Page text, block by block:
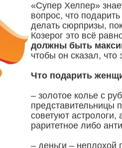
«Супер Хелпер»
вопрос, что
делать сюрпризы,
Козерог это всё
должны быть
чтобы он сказал, что
Что подарить
– золотое колье с
представительницы
советуют
раритетное либо
– деньги – неплохой